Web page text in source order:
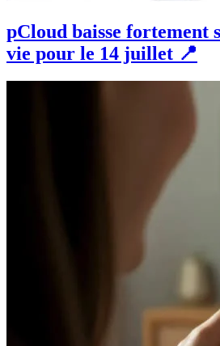
pCloud baisse fortement
vie pour le 14 juillet 📍